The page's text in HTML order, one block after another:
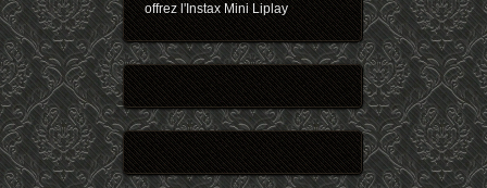
offrez l'Instax Mini Liplay